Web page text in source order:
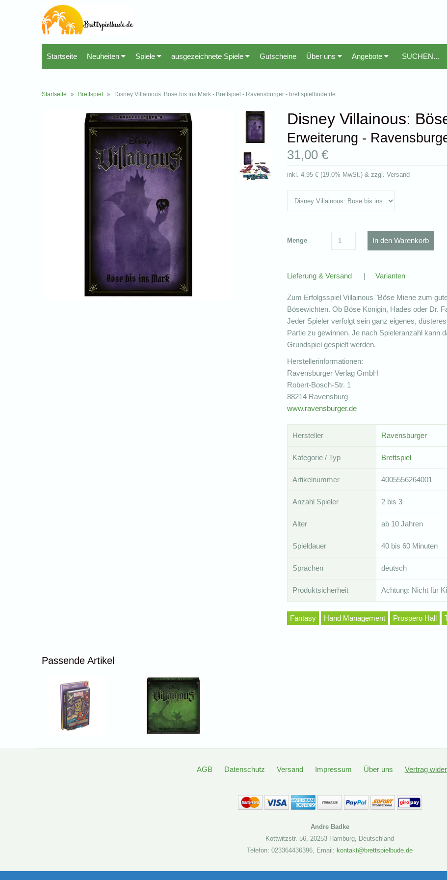
Startseite Neuheiten Spiele ausgezeichnete Spiele Gutscheine Über uns Angebote
Startseite » Brettspiel » Disney Villainous: Böse bis ins Mark - Brettspiel - Ravensburger - brettspielbude.de
Disney Villainous:
Erweiterung -
31,00 €
inkl. 4,95 €(19.0% MwSt.) & zzgl. Versand
Menge
Lieferung & Versand | Varianten
Zum Erfolgsspiel Villainous "Böse Miene zum
Bösewichten. Ob Böse Königin, Hades oder Dr.
Jeder Spieler verfolgt sein ganz eigenes,
Partie zu gewinnen. Je nach Spieleranzahl kann
Grundspiel gespielt werden.
Herstellerinformationen:
Ravensburger Verlag GmbH
Robert-Bosch-Str. 1
88214 Ravensburg
www.ravensburger.de
Hersteller Ravensburger
Kategorie / Typ Brettspiel
Artikelnummer 4005556264001
Anzahl Spieler 2 bis 3
Alter ab 10 Jahren
Spieldauer 40 bis 60 Minuten
Sprachen deutsch
Produktsicherheit Achtung: Nicht für
Fantasy Hand Management Prospero Hall
Passende Artikel
AGB Datenschutz Versand Impressum Über uns Vertrag
Andre Badke
Kottwitzstr. 56, 20253 Hamburg, Deutschland
Telefon: 023364436396, Email: kontakt@brettspielbude.de